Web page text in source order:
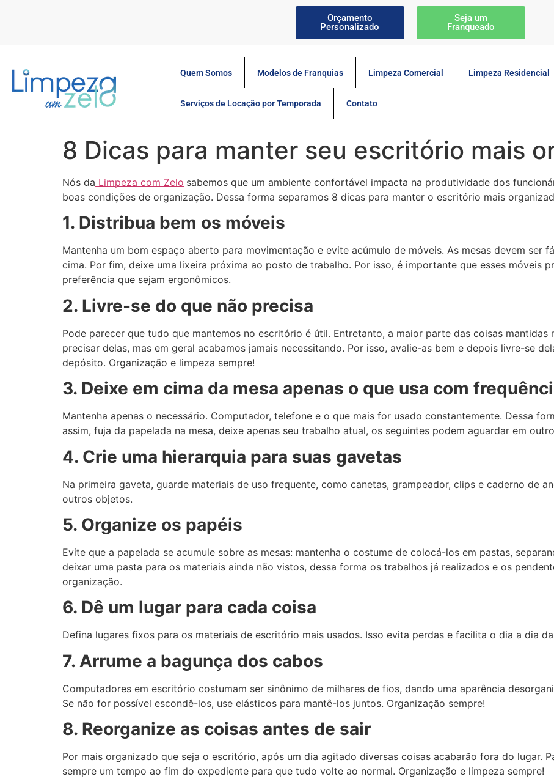
Orçamento
Personalizado
Seja um
Franqueado
Quem Somos Modelos de Franquias Limpeza Comercial Limpeza Residencial
Serviços de Locação por Temporada Contato
8 Dicas para manter seu escritório mais
Nós da Limpeza com Zelo sabemos que um ambiente confortável impacta na produtividade dos
boas condições de organização. Dessa forma separamos 8 dicas para manter o escritório mais
1. Distribua bem os móveis
Mantenha um bom espaço aberto para movimentação e evite acúmulo de móveis. As mesas devem ser
cima. Por fim, deixe uma lixeira próxima ao posto de trabalho. Por isso, é importante que esses móveis
preferência que sejam ergonômicos.
2. Livre-se do que não precisa
Pode parecer que tudo que mantemos no escritório é útil. Entretanto, a maior parte das coisas
precisar delas, mas em geral acabamos jamais necessitando. Por isso, avalie-as bem e depois livre-se
depósito. Organização e limpeza sempre!
3. Deixe em cima da mesa apenas o que usa com
Mantenha apenas o necessário. Computador, telefone e o que mais for usado constantemente. Dessa
assim, fuja da papelada na mesa, deixe apenas seu trabalho atual, os seguintes podem aguardar em
4. Crie uma hierarquia para suas gavetas
Na primeira gaveta, guarde materiais de uso frequente, como canetas, grampeador, clips e caderno de
outros objetos.
5. Organize os papéis
Evite que a papelada se acumule sobre as mesas: mantenha o costume de colocá-los em pastas,
deixar uma pasta para os materiais ainda não vistos, dessa forma os trabalhos já realizados e os
organização.
6. Dê um lugar para cada coisa
Defina lugares fixos para os materiais de escritório mais usados. Isso evita perdas e facilita o dia a dia
7. Arrume a bagunça dos cabos
Computadores em escritório costumam ser sinônimo de milhares de fios, dando uma aparência
Se não for possível escondê-los, use elásticos para mantê-los juntos. Organização sempre!
8. Reorganize as coisas antes de sair
Por mais organizado que seja o escritório, após um dia agitado diversas coisas acabarão fora do lugar.
sempre um tempo ao fim do expediente para que tudo volte ao normal. Organização e limpeza sempre!